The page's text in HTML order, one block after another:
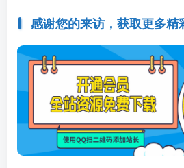
感谢您的来访，获取更多精